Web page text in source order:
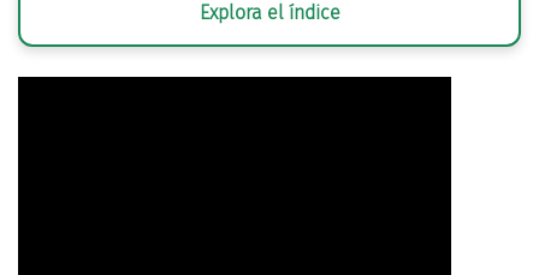
Explora el índice